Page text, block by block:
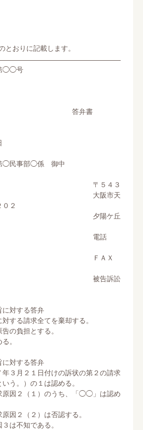
おりに記載します。
◯◯号
書
◯民事部◯係 御中
３－０００
天王寺区上
２
丘法律事務
０６－６７
０６－６７
訟代理人 弁
対する答弁
する請求全てを棄却する。
の負担とする。
。
対する答弁
２１日付けの訴状の第２の請求原因（
いう。）の１は認める。
因２（１）のうち、「◯◯」は認め、その
２（２）は否認する。
不知である。